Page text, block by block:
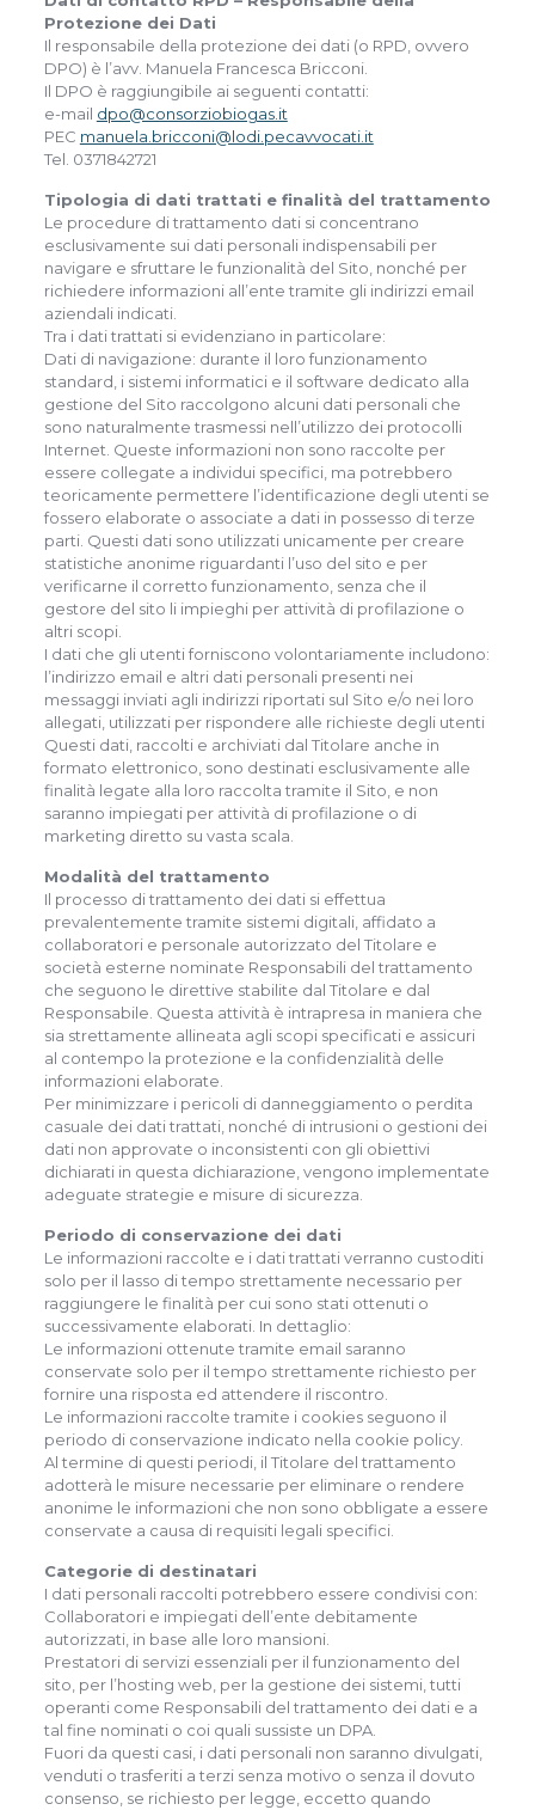
Protezione dei Dati
Il responsabile della protezione dei dati (o RPD, ovvero
DPO) è l’avv. Manuela Francesca Bricconi.
Il DPO è raggiungibile ai seguenti contatti:
e-mail dpo@consorziobiogas.it
PEC manuela.bricconi@lodi.pecavvocati.it
Tel. 0371842721
Tipologia di dati trattati e finalità del trattamento
Le procedure di trattamento dati si concentrano
esclusivamente sui dati personali indispensabili per
navigare e sfruttare le funzionalità del Sito, nonché per
richiedere informazioni all’ente tramite gli indirizzi email
aziendali indicati.
Tra i dati trattati si evidenziano in particolare:
Dati di navigazione: durante il loro funzionamento
standard, i sistemi informatici e il software dedicato alla
gestione del Sito raccolgono alcuni dati personali che
sono naturalmente trasmessi nell’utilizzo dei protocolli
Internet. Queste informazioni non sono raccolte per
essere collegate a individui specifici, ma potrebbero
teoricamente permettere l’identificazione degli utenti se
fossero elaborate o associate a dati in possesso di terze
parti. Questi dati sono utilizzati unicamente per creare
statistiche anonime riguardanti l’uso del sito e per
verificarne il corretto funzionamento, senza che il
gestore del sito li impieghi per attività di profilazione o
altri scopi.
I dati che gli utenti forniscono volontariamente includono:
l’indirizzo email e altri dati personali presenti nei
messaggi inviati agli indirizzi riportati sul Sito e/o nei loro
allegati, utilizzati per rispondere alle richieste degli utenti
Questi dati, raccolti e archiviati dal Titolare anche in
formato elettronico, sono destinati esclusivamente alle
finalità legate alla loro raccolta tramite il Sito, e non
saranno impiegati per attività di profilazione o di
marketing diretto su vasta scala.
Modalità del trattamento
Il processo di trattamento dei dati si effettua
prevalentemente tramite sistemi digitali, affidato a
collaboratori e personale autorizzato del Titolare e
società esterne nominate Responsabili del trattamento
che seguono le direttive stabilite dal Titolare e dal
Responsabile. Questa attività è intrapresa in maniera che
sia strettamente allineata agli scopi specificati e assicuri
al contempo la protezione e la confidenzialità delle
informazioni elaborate.
Per minimizzare i pericoli di danneggiamento o perdita
casuale dei dati trattati, nonché di intrusioni o gestioni dei
dati non approvate o inconsistenti con gli obiettivi
dichiarati in questa dichiarazione, vengono implementate
adeguate strategie e misure di sicurezza.
Periodo di conservazione dei dati
Le informazioni raccolte e i dati trattati verranno custoditi
solo per il lasso di tempo strettamente necessario per
raggiungere le finalità per cui sono stati ottenuti o
successivamente elaborati. In dettaglio:
Le informazioni ottenute tramite email saranno
conservate solo per il tempo strettamente richiesto per
fornire una risposta ed attendere il riscontro.
Le informazioni raccolte tramite i cookies seguono il
periodo di conservazione indicato nella cookie policy.
Al termine di questi periodi, il Titolare del trattamento
adotterà le misure necessarie per eliminare o rendere
anonime le informazioni che non sono obbligate a essere
conservate a causa di requisiti legali specifici.
Categorie di destinatari
I dati personali raccolti potrebbero essere condivisi con:
Collaboratori e impiegati dell’ente debitamente
autorizzati, in base alle loro mansioni.
Prestatori di servizi essenziali per il funzionamento del
sito, per l’hosting web, per la gestione dei sistemi, tutti
operanti come Responsabili del trattamento dei dati e a
tal fine nominati o coi quali sussiste un DPA.
Fuori da questi casi, i dati personali non saranno divulgati,
venduti o trasferiti a terzi senza motivo o senza il dovuto
consenso, se richiesto per legge, eccetto quando